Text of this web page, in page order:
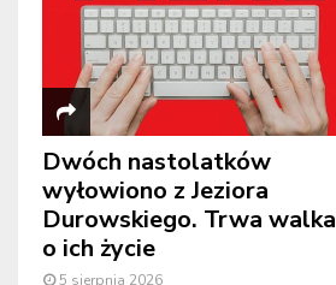
Dwóch nastolatków
wyłowiono z Jeziora
Durowskiego. Trwa walka
o ich życie
5 sierpnia 2026